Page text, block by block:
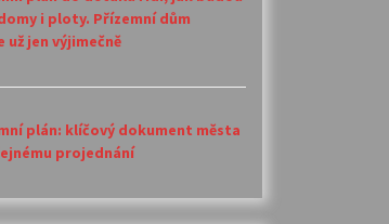
i ploty. Přízemní dům
jen výjimečně
plán: klíčový dokument města
projednání